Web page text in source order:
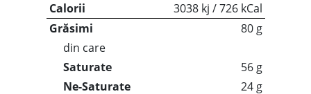
Calorii
3038 kj / 726 kCal
Grăsimi
80 g
din care
Saturate
56 g
Ne-Saturate
24 g